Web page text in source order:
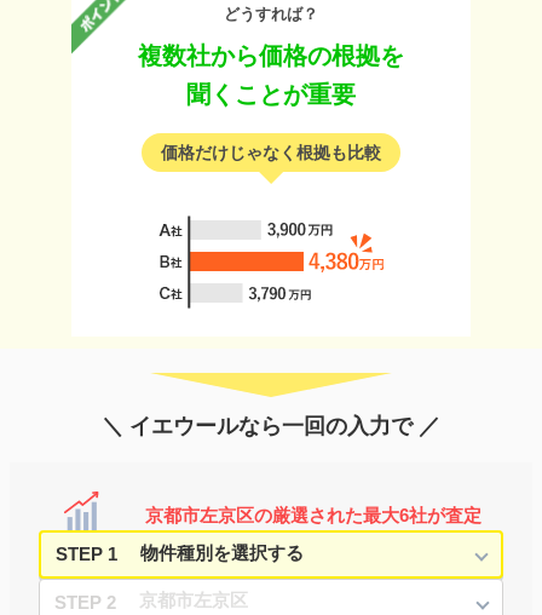
どうすれば？
複数社から価格の根拠を
聞くことが重要
価格だけじゃなく根拠も比較
＼ イエウールなら一回の入力で ／
京都市左京区の厳選された最大6社が査定
STEP 1
STEP 2